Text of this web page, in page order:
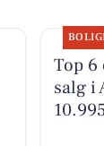
Top
salg i